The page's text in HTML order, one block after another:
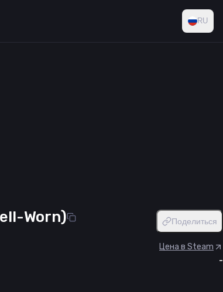
RU
Worn) Поделиться
Цена в Steam
-